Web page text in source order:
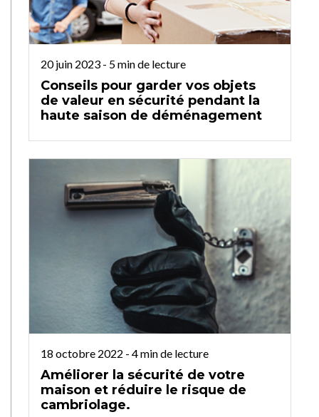
20 juin 2023 - 5min de lecture
Conseils pour garder vos objets
de valeur en sécurité pendant la
haute saison de déménagement
18 octobre 2022 - 4min de lecture
Améliorer la sécurité de votre
maison et réduire le risque de
cambriolage.